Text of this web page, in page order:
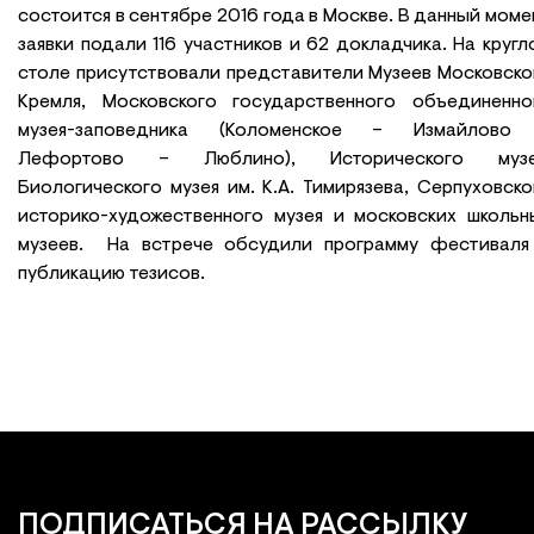
состоится в сентябре 2016 года в Москве. В данный
заявки подали 116 участников и 62 докладчика. На
столе присутствовали представители Музеев
Кремля, Московского государственного
музея-заповедника (Коломенское –
Лефортово – Люблино), Исторического
Биологического музея им. К.А. Тимирязева,
историко-художественного музея и московских
музеев. На встрече обсудили программу
публикацию тезисов.
ПОДПИСАТЬСЯ НА РАССЫЛКУ